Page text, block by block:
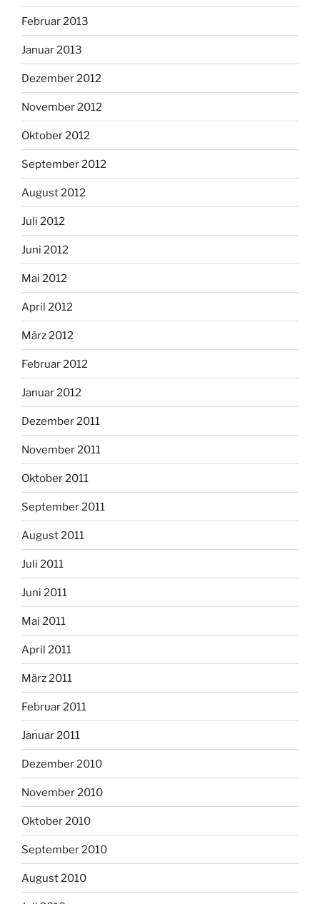
Februar 2013
Januar 2013
Dezember 2012
November 2012
Oktober 2012
September 2012
August 2012
Juli 2012
Juni 2012
Mai 2012
April 2012
März 2012
Februar 2012
Januar 2012
Dezember 2011
November 2011
Oktober 2011
September 2011
August 2011
Juli 2011
Juni 2011
Mai 2011
April 2011
März 2011
Februar 2011
Januar 2011
Dezember 2010
November 2010
Oktober 2010
September 2010
August 2010